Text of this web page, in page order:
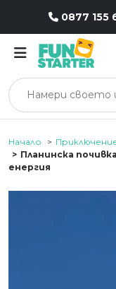
0877 155
Начало
Планинска
енергия